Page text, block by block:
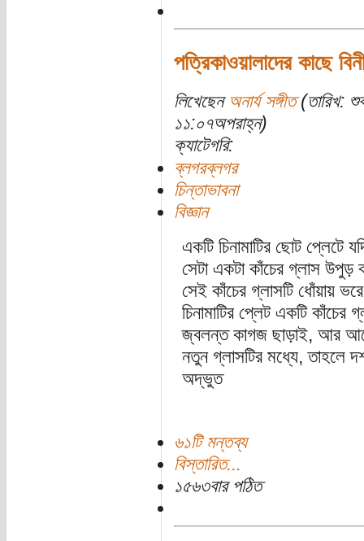
পত্রিকাওয়ালাদের কাছে
লিখেছেন অনার্য সঙ্গীত(তারিখ:
১১:০৭অপরাহ্ন)
ক্যাটেগরি:
ব্লগরব্লগর
চিন্তাভাবনা
বিজ্ঞান
একটি চিনামাটির ছোট
সেটা একটা কাঁচের গ্লাস উপুড়
সেই কাঁচের গ্লাসটি ধোঁয়ায়
চিনামাটির প্লেট একটি
জ্বলন্ত কাগজ ছাড়াই, আর
নতুন গ্লাসটির মধ্যে, তাহলে
অদ্ভুত
৬১টি মন্তব্য
বিস্তারিত...
১৫৬৩বার পঠিত